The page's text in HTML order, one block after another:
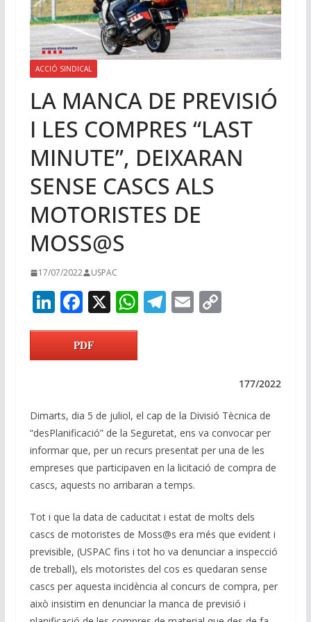
ACCIÓ SINDICAL
LA MANCA DE PREVISIÓ
I LES COMPRES “LAST
MINUTE”, DEIXARAN
SENSE CASCS ALS
MOTORISTES DE
MOSS@S
17/07/2022 USPAC
Li
n
k
e
n
F
ac
e
b
o
k
X W
p
p
T
m
E C
n
k
PDF
177/2022
Dimarts, dia 5 de juliol, el cap de la Divisió Tècnica de
“desPlanificació” de la Seguretat, ens va convocar per
informar que, per un recurs presentat per una de les
empreses que participaven en la licitació de compra de
cascs, aquests no arribaran a temps.
Tot i que la data de caducitat i estat de molts dels
cascs de motoristes de Moss@s era més que evident i
previsible, (USPAC fins i tot ho va denunciar a inspecció
de treball), els motoristes del cos es quedaran sense
cascs per aquesta incidència al concurs de compra, per
això insistim en denunciar la manca de previsió i